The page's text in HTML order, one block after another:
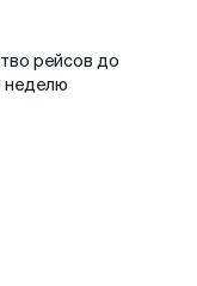
рейсов до
неделю